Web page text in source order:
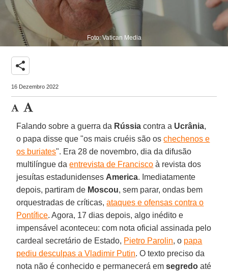
Foto: Vatican Media
share
16 Dezembro 2022
Falando sobre a guerra da Rússia contra a Ucrânia,
o papa disse que "os mais cruéis são oschechenos e
os buriates". Era 28 de novembro, dia da difusão
multilíngue daentrevista de Francisco à revista dos
jesuítas estadunidenses America. Imediatamente
depois, partiram de Moscou, sem parar, ondas bem
orquestradas de críticas,ataques e ofensas contra o
Pontífice. Agora, 17 dias depois, algo inédito e
impensável aconteceu: com nota oficial assinada pelo
cardeal secretário de Estado, Pietro Parolin, o papa
pediu desculpas a Vladimir Putin. O texto preciso da
nota não é conhecido e permanecerá emsegredo até